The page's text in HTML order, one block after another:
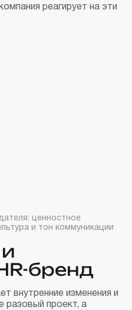
реагирует на эти
ценностное
и тон коммуникации
бренд
внутренние изменения и
разовый проект, а